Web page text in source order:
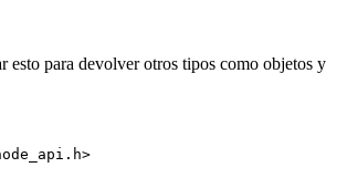
esto para devolver otros tipos como objetos y